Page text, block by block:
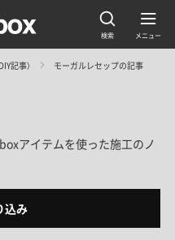
記事） モーガルレセップの記事
アイテムを使った施工のノ
込み